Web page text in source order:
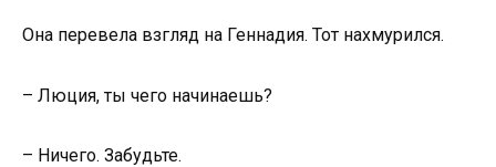
Она перевела взгляд на Геннадия. Тот нахмурился.
– Люция, ты чего начинаешь?
– Ничего. Забудьте.